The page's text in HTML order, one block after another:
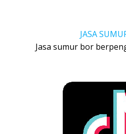
JASA
Jasa sumur bor